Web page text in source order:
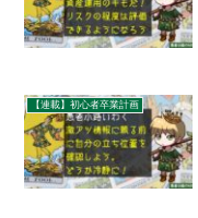
【連載】初心者卒業計画